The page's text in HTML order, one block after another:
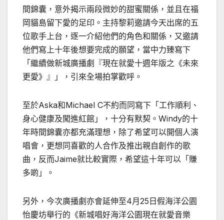
間錦囊，意外揭示兩段微妙的甜蜜關係，並且在福
岡貓島留下愛的足印。主持黎莉邀請今天出席的五
位歌手上台，逐一介紹他們的角色和關係，又邀請
他們寫上十年後想要完成的願望，當中力臻寫下
「繼續做新城廣播劇『現在就愛十週年版之《未來
更愛》』」，引來全場拍掌歡呼。
至於Aska和Michael C不約而同寫下「工作順利、
身心健康及闖進紅館」，十分有默契。 Windy的十
年時間錦囊亦都充滿理想，除了希望可以開個人演
唱會，更想同喜歡的人合作及推出親自創作的歌
曲，反而Jaime就比較實際，希望這十年可以「賺
多啲」。
另外，今次廣播劇亦會延伸至4月25日假海洋公園
怡慶坊舉行的《新城唱好海洋公園現在就愛音樂